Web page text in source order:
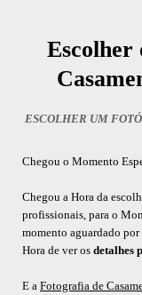
Escolher
ESCOLHER UM
Chegou o Momento
Chegou a Hora da
profissionais, para o
momento aguardado por
Hora de ver os detalhes
E a Fotografia de